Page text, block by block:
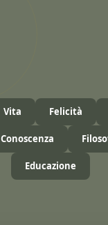
Vita Felicità
Conoscenza
Educazione